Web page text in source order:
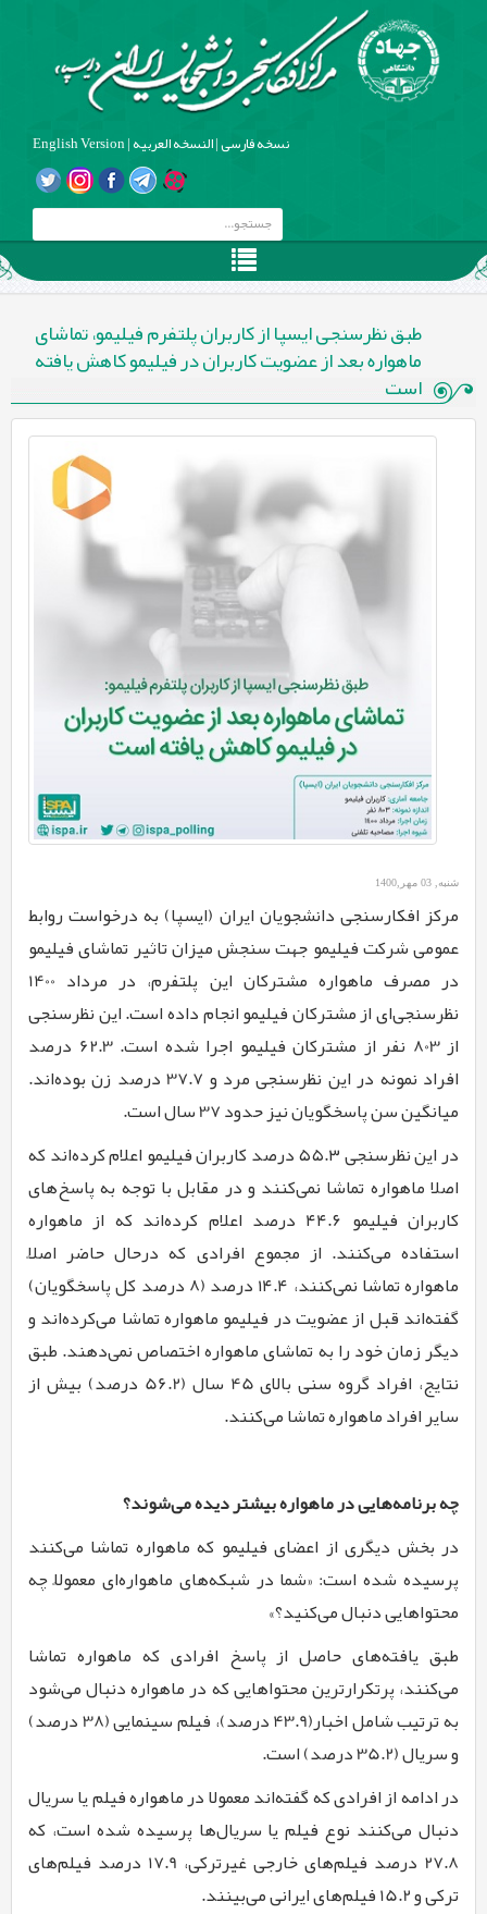
نسخه فارسی|النسخه العربیه|
English Version
طبق نظرسنجی ایسپا از کاربران پلتفرم فیلیمو، تماشای
ماهواره بعد از عضویت کاربران در فیلیمو کاهش یافته
است
شنبه, 03 مهر,1400
مرکز افکارسنجی دانشجویان ایران (ایسپا) به درخواست روابط
عمومی شرکت فیلیمو جهت سنجش میزان تاثیر تماشای فیلیمو
در مصرف ماهواره مشترکان این پلتفرم، در مرداد 1400
نظرسنجی‌ای از مشترکان فیلیمو انجام داده است. این نظرسنجی
از 803 نفر از مشترکان فیلیمو اجرا شده است. 62.3 درصد
افراد نمونه در این نظرسنجی مرد و 37.7 درصد زن بوده‌اند.
میانگین سن پاسخگویان نیز حدود 37 سال است.
در این نظرسنجی ۵۵.۳ درصد کاربران فیلیمو اعلام کرده‌اند که
اصلا ماهواره تماشا نمی‌کنند و در مقابل با توجه به پاسخ‌های
کاربران فیلیمو ۴۴.۶ درصد اعلام کرده‌اند که از ماهواره
استفاده می‌کنند. از مجموع افرادی که درحال حاضر اصلاً
ماهواره تماشا نمی‌کنند، ۱۴.۴ درصد (۸ درصد کل پاسخگویان)
گفته‌اند قبل از عضویت در فیلیمو ماهواره تماشا می‌کرده‌اند و
دیگر زمان خود را به تماشای ماهواره اختصاص نمی‌دهند. طبق
نتایج، افراد گروه سنی بالای 45 سال (56.2 درصد) بیش از
سایر افراد ماهواره تماشا می‌کنند.
چه برنامه‌هایی در ماهواره بیشتر دیده می‌شوند؟
در بخش دیگری از اعضای فیلیمو که ماهواره تماشا می‌کنند
پرسیده شده است: «شما در شبکه‌های ماهواره‌ای معمولاً چه
محتواهایی دنبال می‌کنید؟»
طبق یافته‌های حاصل از پاسخ افرادی که ماهواره تماشا
می‌کنند، پرتکرارترین محتواهایی که در ماهواره دنبال می‌شود
به ترتیب شامل اخبار(43.9 درصد)، فیلم سینمایی (38 درصد)
و سریال (35.2 درصد) است.
در ادامه از افرادی که گفته‌اند معمولا در ماهواره فیلم یا سریال
دنبال می‌کنند نوع فیلم یا سریال‌ها پرسیده شده است، که
27.8 درصد فیلم‌های خارجی غیرترکی، 17.9 درصد فیلم‌های
ترکی و 15.2 فیلم‌های ایرانی می‌بینند.